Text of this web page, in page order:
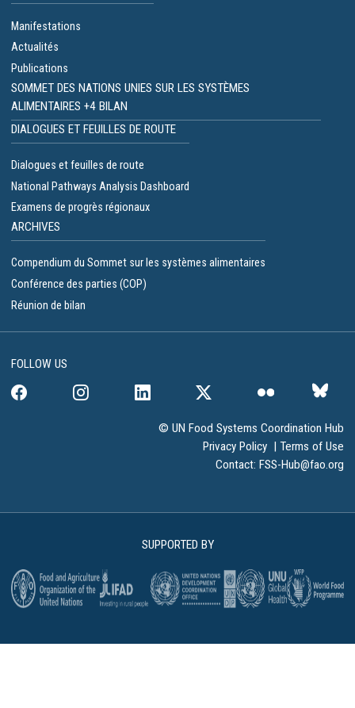
Manifestations
Actualités
Publications
SOMMET DES NATIONS UNIES SUR LES SYSTÈMES
ALIMENTAIRES +4 BILAN
DIALOGUES ET FEUILLES DE ROUTE
Dialogues et feuilles de route
National Pathways Analysis Dashboard
Examens de progrès régionaux
ARCHIVES
Compendium du Sommet sur les systèmes alimentaires
Conférence des parties (COP)
Réunion de bilan
FOLLOW US
© UN Food Systems Coordination Hub
Privacy Policy
Terms of Use
Contact: FSS-Hub@fao.org
SUPPORTED BY